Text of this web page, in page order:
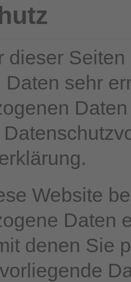
dieser
sehr
Website
Daten
denen Sie